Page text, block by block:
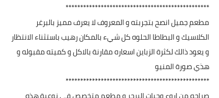
*************************************************
مطعم جميل انصح بتجربته و المعروف لا يعرف مميز بالبرغر
الكلاسيك و البطاطا الحلوه كل شيء بالمكان رهيب باستثناء الانتظار
و يعود ذالك لكثرة الزباين اسعاره مقارنة بالاكل و كميته مقبوله و
هذي صورة المنيو
*************************************************